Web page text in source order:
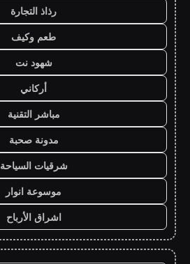
رذاذ التجارة
طعم وكيف
شهود نت
أركاني
مباشر التقنية
مدونة صحبة
شرقيات السياحة
موسوعة انوار
اشراق الأرباح